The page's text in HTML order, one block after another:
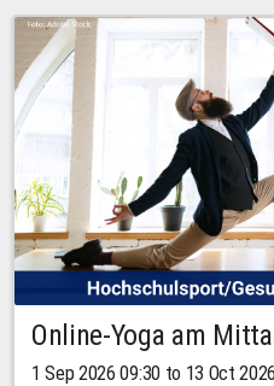
Online-Yoga am
1 Sep 2026 09:30 to 13 Oct